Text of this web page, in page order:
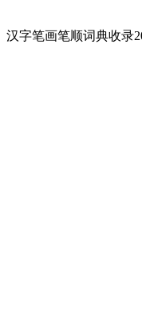
汉字笔画笔顺词典收录